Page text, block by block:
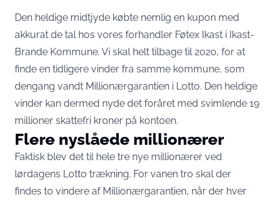
Den heldige midtjyde købte nemlig en kupon med
akkurat de tal hos vores forhandler Føtex Ikast i Ikast-
Brande Kommune. Vi skal helt tilbage til 2020, for at
finde en tidligere vinder fra samme kommune, som
dengang vandt Millionærgarantien i Lotto. Den heldige
vinder kan dermed nyde det foråret med svimlende 19
millioner skattefri kroner på kontoen.
Flere nyslåede millionærer
Faktisk blev det til hele tre nye millionærer ved
lørdagens Lotto trækning. For vanen tro skal der
findes to vindere af Millionærgarantien, når der hver